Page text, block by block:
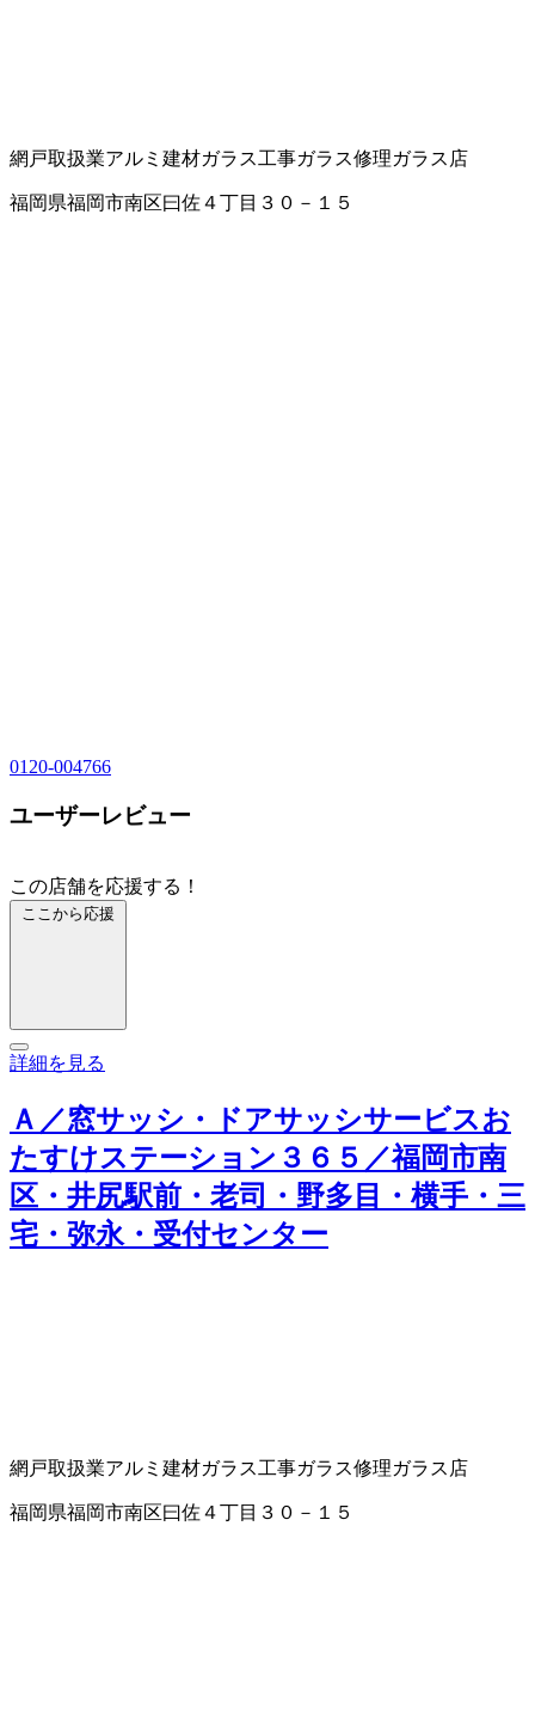
網戸取扱業アルミ建材ガラス工事ガラス修理ガラス店
福岡県福岡市南区曰佐４丁目３０－１５
0120-004766
ユーザーレビュー
この店舗を応援する！
ここから応援
詳細を見る
Ａ／窓サッシ・ドアサッシサービスお
たすけステーション３６５／福岡市南
区・井尻駅前・老司・野多目・横手・三
宅・弥永・受付センター
網戸取扱業アルミ建材ガラス工事ガラス修理ガラス店
福岡県福岡市南区曰佐４丁目３０－１５